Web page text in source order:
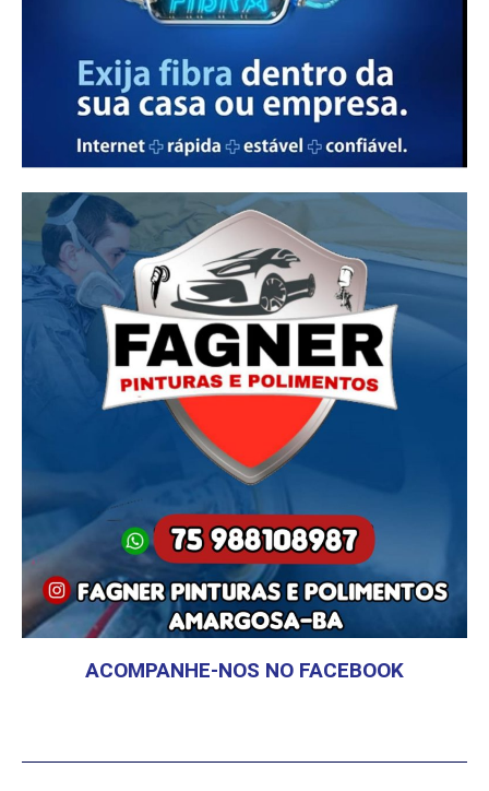
ACOMPANHE-NOS NO FACEBOOK